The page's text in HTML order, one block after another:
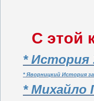
С этой
* История
* Яворницкий История
* Михайло